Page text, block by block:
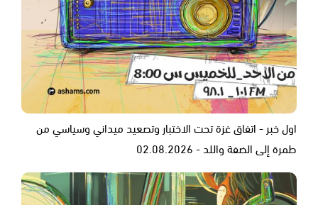
اول خبر - اتفاق غزة تحت الاختبار وتصعيد ميداني وسياسي من
طمرة إلى الضفة واللد - 02.08.2026